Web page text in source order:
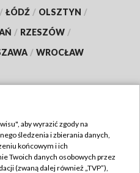
/ ŁÓDŹ / OLSZTYN /
/ RZESZÓW /
/ WROCŁAW
TVP
aby wyrazić zgody na
śledzenia i zbierania danych,
końcowym i ich
Twoich danych osobowych przez
(zwaną dalej również „TVP”),